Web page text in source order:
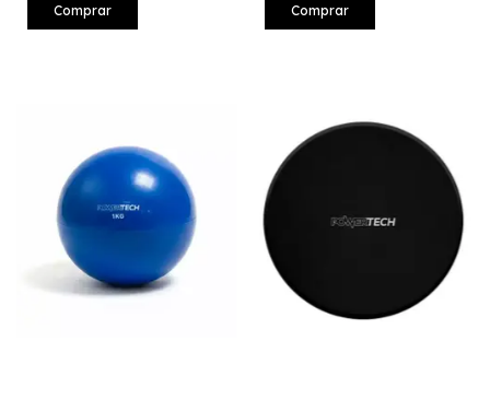
Comprar Comprar